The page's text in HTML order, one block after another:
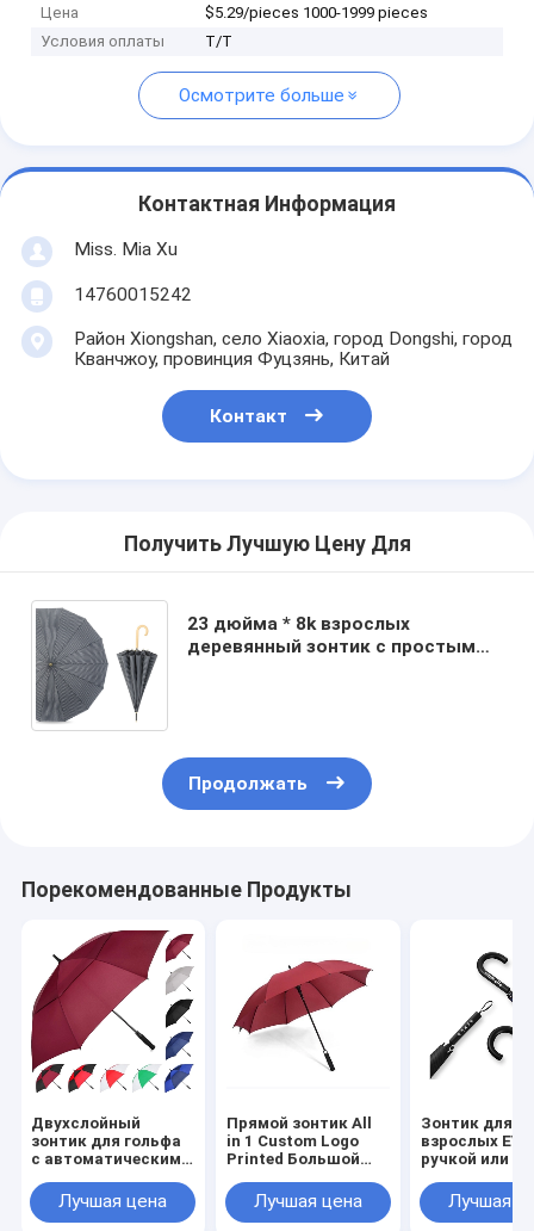
Цена
$5.29/pieces 1000-1999 pieces
Условия оплаты
T/T
Осмотрите больше
Контактная Информация
Miss. Mia Xu
14760015242
Район Xiongshan, село Xiaoxia, город Dongshi, город
Кванчжоу, провинция Фуцзянь, Китай
Контакт
Получить Лучшую Цену Для
23 дюйма * 8k взрослых
деревянный зонтик с простым
Продолжать
Порекомендованные Продукты
Двухслойный
зонтик для гольфа
с автоматическим
закрытием рукой и
персонализированной
Лучшая цена
Прямой зонтик All
in 1 Custom Logo
Printed Большой
для рекламы
Лучшая цена
Зонтик для
взрослых
ручкой или
логотипом от
Лучшая